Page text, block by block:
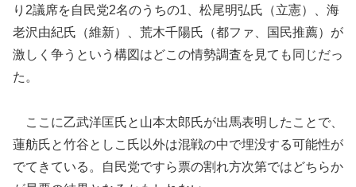
り2議席を自民党2名のうちの1、松尾明弘氏（立憲）、海
老沢由紀氏（維新）、荒木千陽氏（都ファ、国民推薦）が
激しく争うという構図はどこの情勢調査を見ても同じだっ
た。
ここに乙武洋匡氏と山本太郎氏が出馬表明したことで、
蓮舫氏と竹谷としこ氏以外は混戦の中で埋没する可能性が
でてきている。自民党ですら票の割れ方次第ではどちらか